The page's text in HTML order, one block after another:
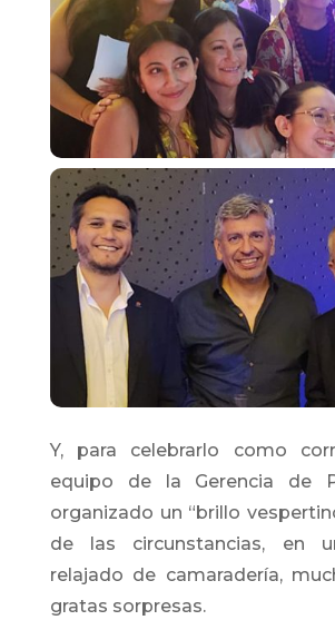
Y, para celebrarlo como
equipo de la Gerencia de
organizado un “brillo
de las circunstancias, en
relajado de camaradería,
gratas sorpresas.